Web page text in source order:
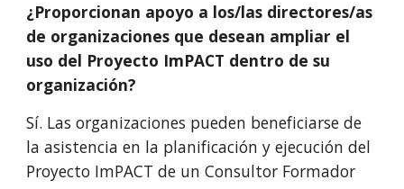
¿Proporcionan apoyo a los/las directores/as
de organizaciones que desean ampliar el
uso del Proyecto ImPACT dentro de su
organización?
Sí. Las organizaciones pueden beneficiarse de
la asistencia en la planificación y ejecución del
Proyecto ImPACT de un Consultor Formador